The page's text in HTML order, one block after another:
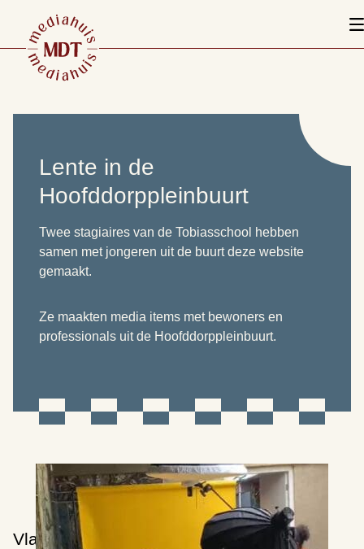
Lente in de
Hoofddorppleinbuurt
Twee stagiaires van de Tobiasschool hebben
samen met jongeren uit de buurt deze website
gemaakt.
Ze maakten media items met bewoners en
professionals uit de Hoofddorppleinbuurt.
Vlag hijsen op Hoofddorpplein